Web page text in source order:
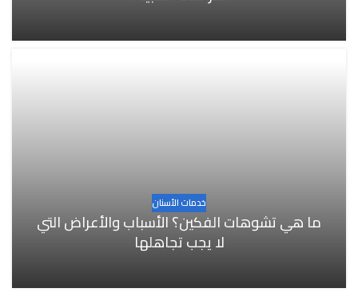
خدمات الأسنان
ما هي تشوهات الفكين؟ الأسباب والأعراض التي
لا يجب تجاهلها